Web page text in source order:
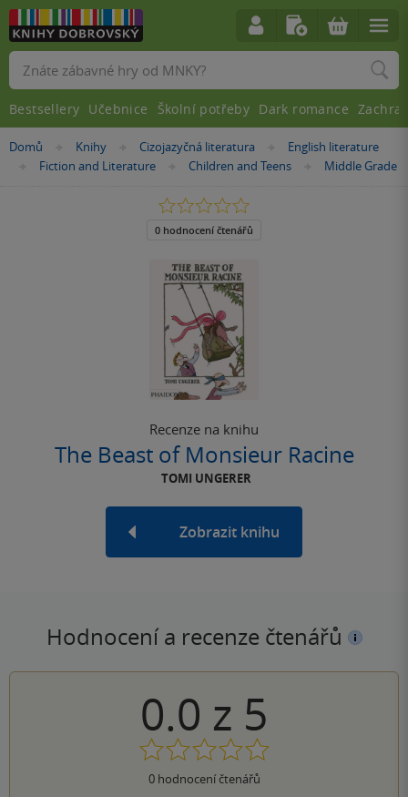
Nacházíte
Domů »Knihy »Cizojazyčná literatura »English literature
»Fiction and Literature »
Children and Teens »
Middle Grade
Recenze na knihu
The Beast of Monsieur Racine
TOMI UNGERER
Zobrazit knihu
0.0
z
5
0 hodnocení čtenářů
Hodnocení a recenze čtenářů
0.0 z 5
0hodnocení čtenářů
Vyhledávání
Bestsellery Učebnice Školní potřeby Dark romance